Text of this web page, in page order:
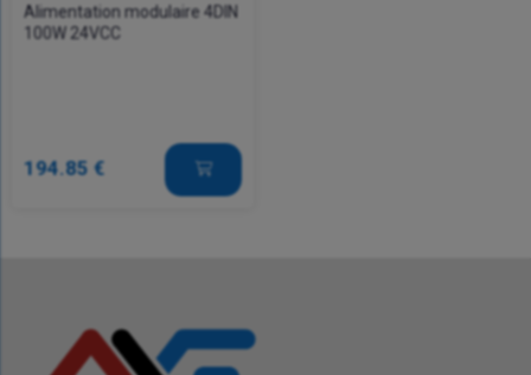
Alimentation modulaire 4DIN
100W 24VCC
194.85 €